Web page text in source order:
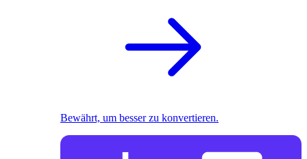
Bewährt, um besser zu konvertieren.